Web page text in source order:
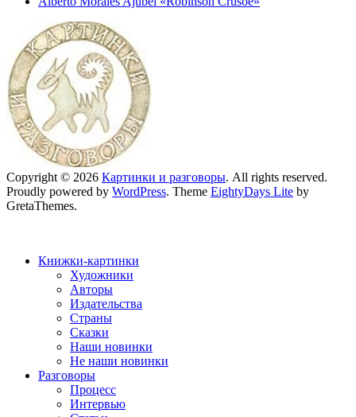
Copyright © 2026 Картинки и разговоры. All rights reserved.
Proudly powered by WordPress. Theme EightyDays Lite by
GretaThemes.
Книжки-картинки
Художники
Авторы
Издательства
Страны
Сказки
Наши новинки
Не наши новинки
Разговоры
Процесс
Интервью